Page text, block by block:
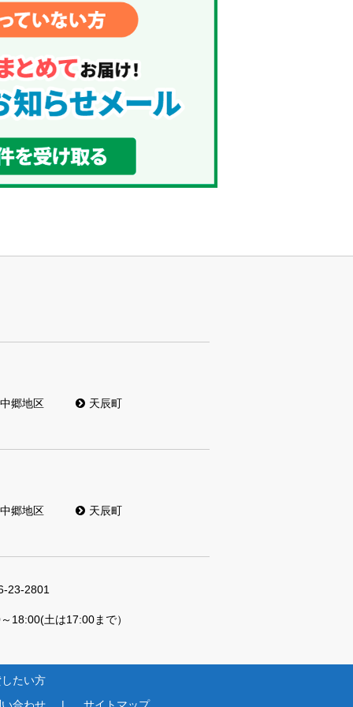
中郷地区 天辰町
中郷地区 天辰町
23-2801
18:00(土は17:00まで）
たい方